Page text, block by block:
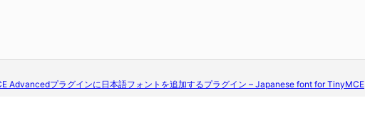
Advancedプラグインに日本語フォントを追加するプラグイン – Japanese font for TinyMCE